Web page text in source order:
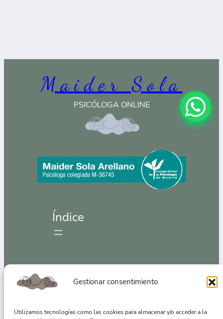
Gestionar consentimiento
Utilizamos tecnologías como las cookies para almacenar y/o acceder a la
Maider Sola
PSICÓLOGA ONLINE
Índice
Contacta conmigo
hola.maidersolapsicologia@gmail.com